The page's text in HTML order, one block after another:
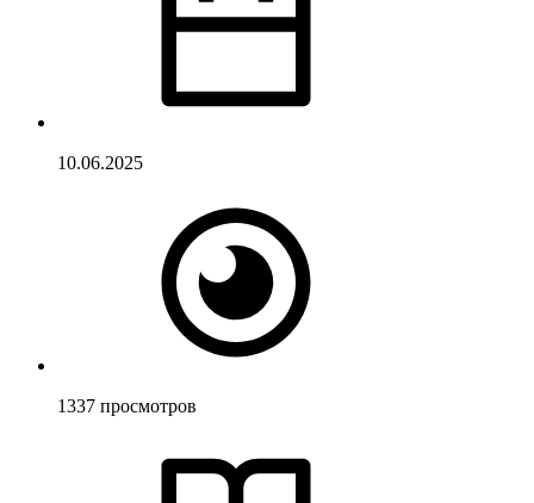
10.06.2025
1337 просмотров